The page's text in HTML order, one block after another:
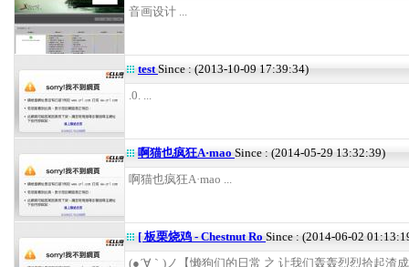
音画设计 ...
testSince : (2013-10-09 17:39:34)
.0. ...
啊猫也疯狂A·mao Since : (2014-05-29 13:32:39)
啊猫也疯狂A·mao ...
[ 板栗烧鸡 - Chestnut Ro Since : (2014-06-02
(●´∀｀)ノ【懒狗们的日常 之 让我们轰轰烈烈拾起渣